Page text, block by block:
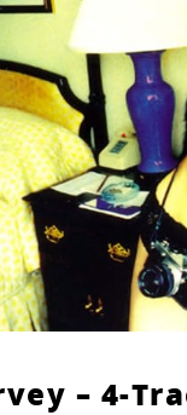
לאפס
את
כל
האפשרויות
cached
– 4-